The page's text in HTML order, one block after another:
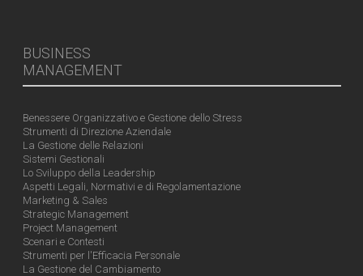
BUSINESS
MANAGEMENT
Benessere Organizzativo e Gestione dello Stress
Strumenti di Direzione Aziendale
La Gestione delle Relazioni
Sistemi Gestionali
Lo Sviluppo della Leadership
Aspetti Legali, Normativi e di Regolamentazione
Marketing & Sales
Strategic Management
Project Management
Scenari e Contesti
Strumenti per l'Efficacia Personale
La Gestione del Cambiamento